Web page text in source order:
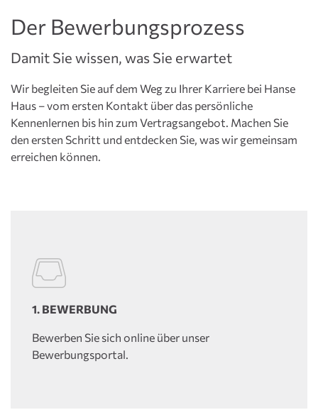
Damit Sie wissen, was Sie erwartet
Der Bewerbungsprozess
Wir begleiten Sie auf dem Weg zu Ihrer Karriere bei Hanse
Haus – vom ersten Kontakt über das persönliche
Kennenlernen bis hin zum Vertragsangebot. Machen Sie
den ersten Schritt und entdecken Sie, was wir gemeinsam
erreichen können.
1. BEWERBUNG
Bewerben Sie sich online über unser
Bewerbungsportal.